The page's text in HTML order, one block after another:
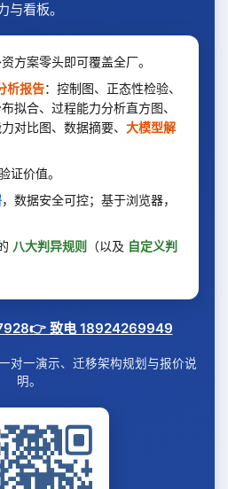
与看板。
方案零头即可覆盖全厂。
析报告：控制图、正态性检验、
拟合、过程能力分析直方图、
对比图、数据摘要、 大模型解
证价值。
，数据安全可控；基于浏览器，
八大判异规则 （以及 自定义判
👉 致电 18924269949
对一演示、迁移架构规划与报价说
明。